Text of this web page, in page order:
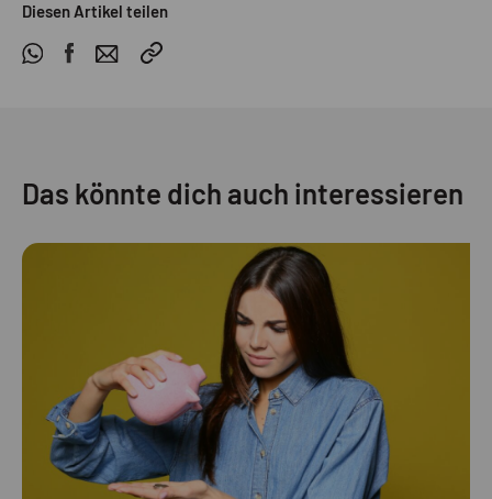
Diesen Artikel teilen
Das könnte dich auch interessieren